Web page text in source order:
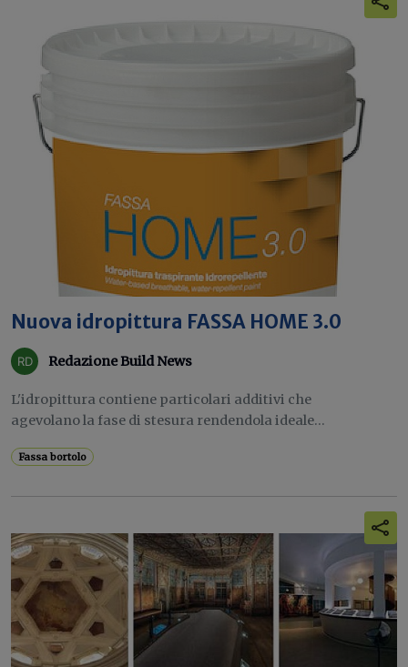
Nuova idropittura FASSA HOME 3.0
Redazione Build News
L'idropittura contiene particolari additivi che
agevolano la fase di stesura rendendola ideale...
Fassa bortolo